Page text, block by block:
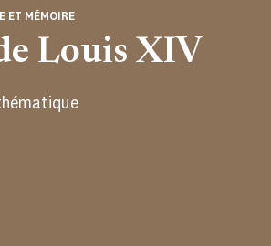
Louis XIV
ET MÉMOIRE